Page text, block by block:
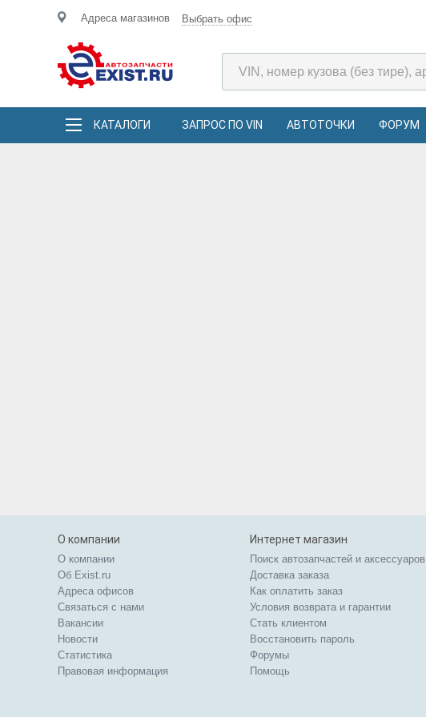
Адреса магазинов Выбрать офис
КАТАЛОГИ ЗАПРОС ПО VIN АВТОТОЧКИ ФОРУМ
О компании
О компании
Об Exist.ru
Адреса офисов
Связаться с нами
Вакансии
Новости
Статистика
Правовая информация
Интернет магазин
Поиск автозапчастей и аксессуаров
Доставка заказа
Как оплатить заказ
Условия возврата и гарантии
Стать клиентом
Восстановить пароль
Форумы
Помощь